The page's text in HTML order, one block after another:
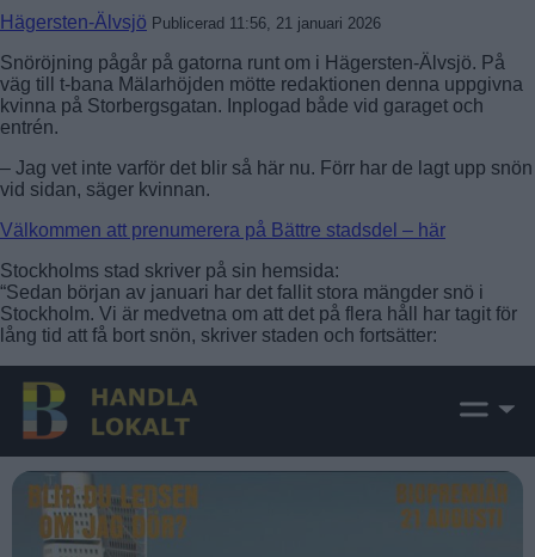
Hägersten-Älvsjö Publicerad 11:56, 21 januari 2026
Snöröjning pågår på gatorna runt om i Hägersten-Älvsjö. På
väg till t-bana Mälarhöjden mötte redaktionen denna uppgivna
kvinna på Storbergsgatan. Inplogad både vid garaget och
entrén.
– Jag vet inte varför det blir så här nu. Förr har de lagt upp snön
vid sidan, säger kvinnan.
Välkommen att prenumerera på Bättre stadsdel – här
Stockholms stad skriver på sin hemsida:
“Sedan början av januari har det fallit stora mängder snö i
Stockholm. Vi är medvetna om att det på flera håll har tagit för
lång tid att få bort snön, skriver staden och fortsätter: